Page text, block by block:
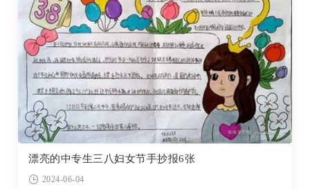
漂亮的中专生三八妇女节手抄报6张
2024-06-04